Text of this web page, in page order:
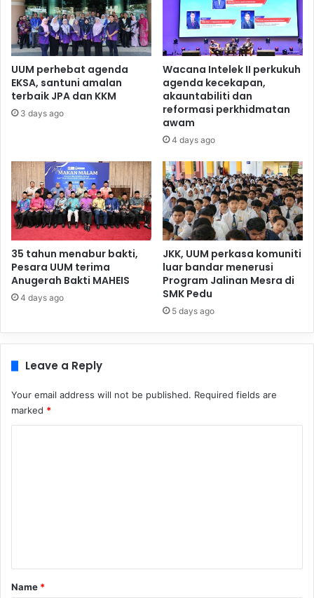
UUM perhebat agenda
EKSA, santuni amalan
terbaik JPA dan KKM
3 days ago
Wacana Intelek II perkukuh
agenda kecekapan,
akauntabiliti dan
reformasi perkhidmatan
awam
4 days ago
35 tahun menabur bakti,
Pesara UUM terima
Anugerah Bakti MAHEIS
4 days ago
JKK, UUM perkasa komuniti
luar bandar menerusi
Program Jalinan Mesra di
SMK Pedu
5 days ago
Leave a Reply
Your email address will not be published. Required fields are
marked *
*
Name *